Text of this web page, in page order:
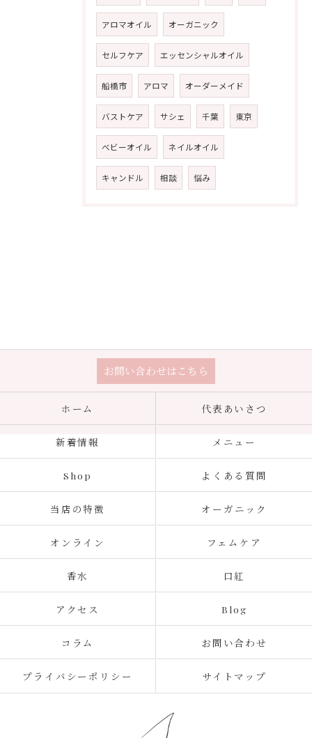
アロマオイル オーガニック
セルフケア エッセンシャルオイル
船橋市 アロマ オーダーメイド
バストケア サシェ 千葉 東京
ベビーオイル ネイルオイル
キャンドル 相談 悩み
お問い合わせはこちら
ホーム 代表あいさつ
新着情報 メニュー
Shop よくある質問
当店の特徴 オーガニック
オンライン フェムケア
香水 口紅
アクセス Blog
コラム お問い合わせ
プライバシーポリシー サイトマップ